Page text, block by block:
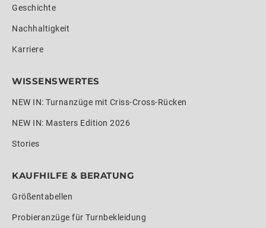
Geschichte
Nachhaltigkeit
Karriere
WISSENSWERTES
NEW IN: Turnanzüge mit Criss-Cross-Rücken
NEW IN: Masters Edition 2026
Stories
KAUFHILFE & BERATUNG
Größentabellen
Probieranzüge für Turnbekleidung